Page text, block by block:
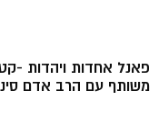
פאנל אחדות ויהדות -
משותף עם הרב אדם